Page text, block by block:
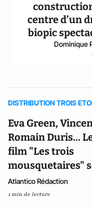
centre d’un
biopic
Dominique
DISTRIBUTION TROIS
Eva Green,
Romain Duris...
film "Les trois
mousquetaires"
Atlantico Rédaction
1 min de lecture